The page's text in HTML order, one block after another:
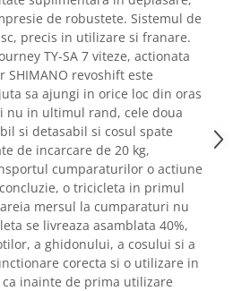
de robustete. Sistemul de
precis in utilizare si franare.
TY-SA 7 viteze, actionata
revoshift este
sa ajungi in orice loc din oras
nu in ultimul rand, cele doua
si detasabil si cosul spate
de incarcare de 20 kg,
cumparaturilor o actiune
o tricicleta in primul
mersul la cumparaturi nu
se livreaza asamblata 40%,
a ghidonului, a cosului si a
corecta si o utilizare in
inainte de prima utilizare